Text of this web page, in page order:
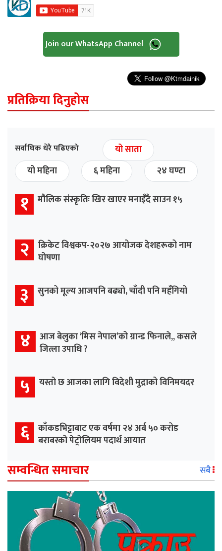
Join our WhatsApp Channel
प्रतिक्रिया दिनुहोस
सर्वाधिक धेरै पढिएको
यो साता
यो महिना
६ महिना २४ घण्टा
१ मौलिक संस्कृतिः खिर खाएर मनाइँदै साउन १५
२ क्रिकेट विश्वकप-२०२७ आयोजक देशहरूको नाम
घोषणा
३ सुनको मूल्य आजपनि बढ्यो, चाँदी पनि महँगियो
४ आज बेलुका ‘मिस नेपाल’को ग्रान्ड फिनाले,, कसले
जित्ला उपाधि ?
५ यस्तो छ आजका लागि विदेशी मुद्राको विनिमयदर
६ काँकडभिट्टाबाट एक वर्षमा २४ अर्ब ५० करोड
बराबरको पेट्रोलियम पदार्थ आयात
सम्वन्धित समाचार सबै